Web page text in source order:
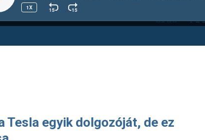
Tesla egyik dolgozóját, de ez